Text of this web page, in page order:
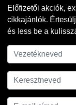
Előfizetői akciók,
cikkajánlók.
és less be a